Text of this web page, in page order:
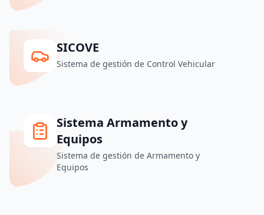
SICOVE
Sistema de gestión de Control Vehicular
Sistema Armamento y
Equipos
Sistema de gestión de Armamento y
Equipos